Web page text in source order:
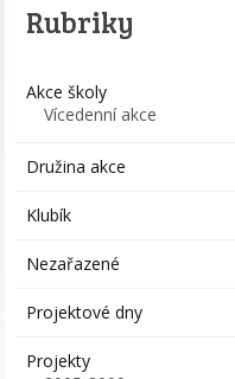
Rubriky
Akce školy
Vícedenní akce
Družina akce
Klubík
Nezařazené
Projektové dny
Projekty